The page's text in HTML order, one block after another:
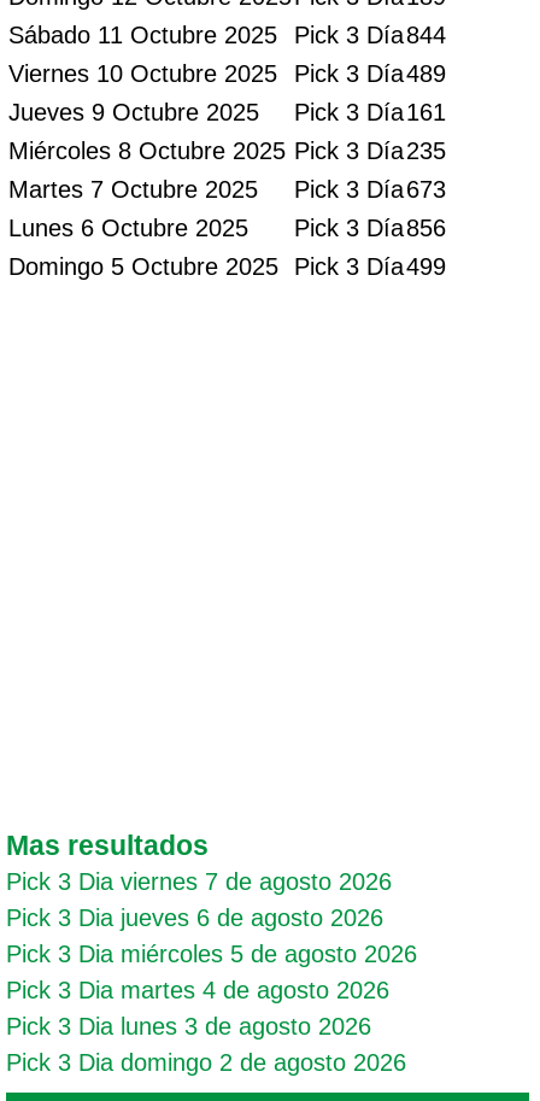
Sábado 11 Octubre 2025
Pick 3 Día844
Viernes 10 Octubre 2025
Pick 3 Día489
Jueves 9 Octubre 2025
Pick 3 Día161
Miércoles 8 Octubre 2025 Pick 3 Día235
Martes 7 Octubre 2025
Pick 3 Día673
Lunes 6 Octubre 2025
Pick 3 Día856
Domingo 5 Octubre 2025
Pick 3 Día499
Mas resultados
Pick 3 Dia viernes 7 de agosto 2026
Pick 3 Dia jueves 6 de agosto 2026
Pick 3 Dia miércoles 5 de agosto 2026
Pick 3 Dia martes 4 de agosto 2026
Pick 3 Dia lunes 3 de agosto 2026
Pick 3 Dia domingo 2 de agosto 2026